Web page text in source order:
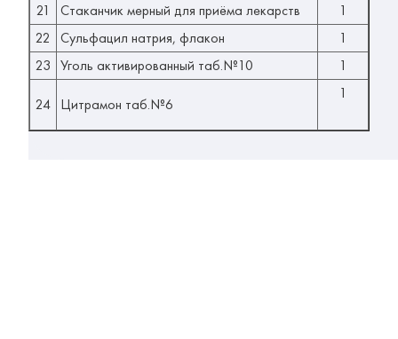
21
Стаканчик мерный для приёма лекарств
1
22
Сульфацил натрия, флакон
1
23 Уголь активированный таб.№10 1
24 Цитрамон таб.№6
1